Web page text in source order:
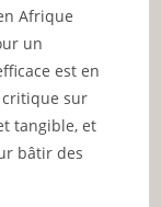
Afrique
un
est en
critique sur
tangible, et
bâtir des